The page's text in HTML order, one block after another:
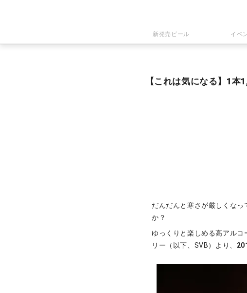
新発売ビール イベ
【これは気になる】1
だんだんと寒さが厳しくな
か？
ゆっくりと楽しめる高アルコ
リー（以下、SVB）より、